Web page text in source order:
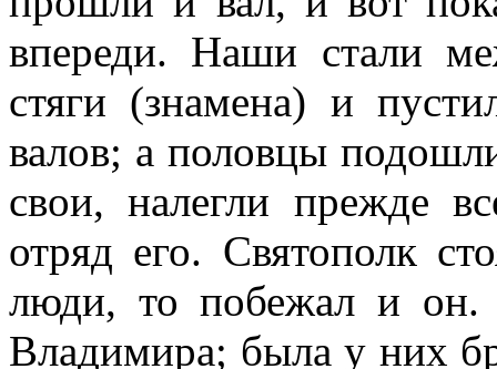
впереди. Наши стали
стяги (знамена) и
валов; а половцы
свои, налегли прежде
отряд его. Святополк
люди, то побежал и он.
Владимира; была у них